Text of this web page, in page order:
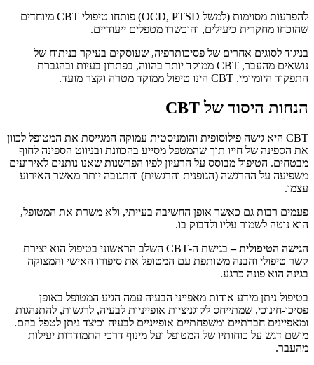
להפרעות מסוימות (למשל OCD, PTSD) פותחו טיפולי CBT מיוחדים
שהוכחו מחקרית כיעילים, והוכשרו מטפלים ייעודיים.
בניגוד לסוגים אחרים של פסיכותרפיה, שעוסקים בעיקר בניתוח של
נושאים מהעבר, CBT ממוקד יותר בהווה, בפתרון בעיות ובהגברת
התפקוד היומיומי. CBT הינו טיפול ממוקד מטרה וקצר מועד.
הנחות היסוד של CBT
CBT היא גישה פילוסופית והומניסטית עמוקה המגייסת את המטופל לכוון
את הספינה של חייו תוך שהמטפל מסייע בהכוונת ובניווט הספינה לחוף
מבטחים. הטיפול מבוסס על הרעיון לפיו הפרשנות שאנו נותנים לאירועים
משפיעה על ההרגשה (הגופנית והרגשית) והתגובה יותר מאשר האירוע
עצמו.
פעמים רבות גם כאשר אופן החשיבה בעייתי, ולא משרת את המטופל,
הוא נוטה לשמור עליו ולדבוק בו.
הגישה הטיפולית –
בגישת ה-CBT השלב הראשוני בטיפול הוא יצירת
קשר טיפולי והבנה משותפת עם המטופל את סיפורו האישי והמצוקה
בגינה הוא פונה כרגע.
בטיפול ניתן מידע אודות מאפייני הבעיה עמה הגיע המטופל באופן
פסיכו-חינוכי, שמתייחס לקוגניציות אופייניות לבעיה, לרגשות, להתנהגות
ומאפיינים חברתיים ומשפחתיים אופייניים לבעיה וכיצד ניתן לטפל בהם.
מושם דגש על כוחותיו של המטופל ועל מינוף דרכי התמודדות יעילות
מהעבר.